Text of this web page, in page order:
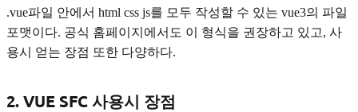
.vue파일 안에서 html css js를 모두 작성할 수 있는 vue3의 파일
포맷이다. 공식 홈페이지에서도 이 형식을 권장하고 있고, 사
용시 얻는 장점 또한 다양하다.
2. VUE SFC 사용시 장점